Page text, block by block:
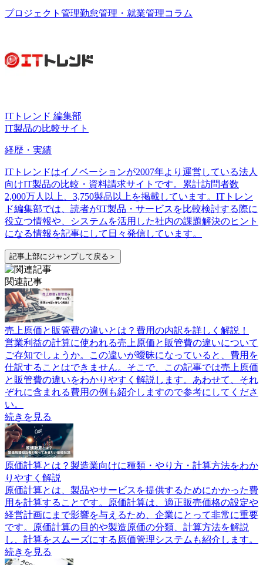
プロジェクト管理勤怠管理・就業管理コラム
ITトレンド 編集部
IT製品の比較サイト
経歴・実績
ITトレンドはイノベーションが2007年より運営している法人
向けIT製品の比較・資料請求サイトです。累計訪問者数
2,000万人以上、3,750製品以上を掲載しています。ITトレン
ド編集部では、読者がIT製品・サービスを比較検討する際に
役立つ情報や、システムを活用した社内の課題解決のヒント
になる情報を記事にして日々発信しています。
記事上部にジャンプして戻る＞
関連記事
売上原価と販管費の違いとは？費用の内訳を詳しく解説！
営業利益の計算に使われる売上原価と販管費の違いについて
ご存知でしょうか。この違いが曖昧になっていると、費用を
仕訳することはできません。そこで、この記事では売上原価
と販管費の違いをわかりやすく解説します。あわせて、それ
ぞれに含まれる費用の例も紹介しますので参考にしてくださ
い。
続きを見る
原価計算とは？製造業向けに種類・やり方・計算方法をわか
りやすく解説
原価計算とは、製品やサービスを提供するためにかかった費
用を計算することです。原価計算は、適正販売価格の設定や
経営計画にまで影響を与えるため、企業にとって非常に重要
です。原価計算の目的や製造原価の分類、計算方法を解説
し、計算をスムーズにする原価管理システムも紹介します。
続きを見る